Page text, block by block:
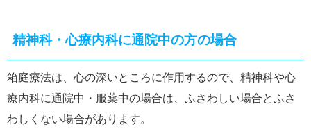
精神科・心療内科に通院中の方の場合
箱庭療法は、心の深いところに作用するので、精神科や心
療内科に通院中・服薬中の場合は、ふさわしい場合とふさ
わしくない場合があります。